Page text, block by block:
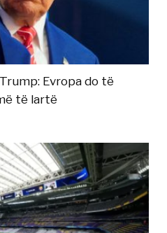
Evropa do të
të lartë